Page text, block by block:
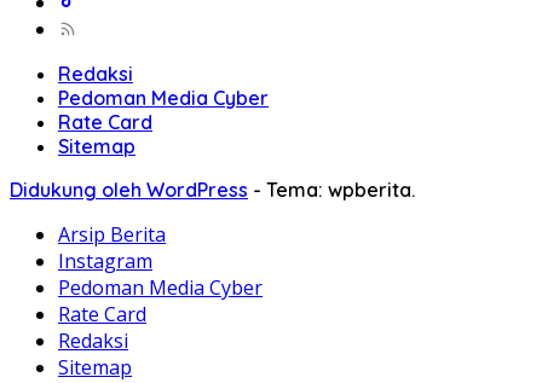
Redaksi
Pedoman Media Cyber
Rate Card
Sitemap
Didukung oleh WordPress - Tema: wpberita.
Arsip Berita
Instagram
Pedoman Media Cyber
Rate Card
Redaksi
Sitemap